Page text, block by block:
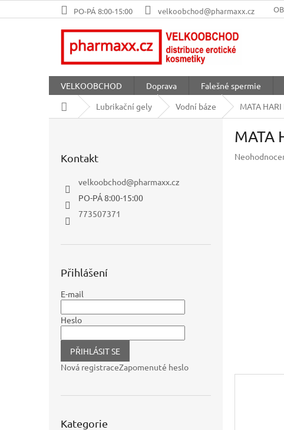
na
PO-PÁ 8:00-15:00 velkoobchod@pharmaxx.cz
VELKOOBCHOD Doprava Falešné spermie
Domů
Lubrikační gely Vodní báze MATA
Kontakt
velkoobchod@pharmaxx.cz
PO-PÁ 8:00-15:00
773507371
Přihlášení
E-mail
Heslo
PŘIHLÁSIT SE
Nová registraceZapomenuté heslo
kategorie
Kategorie
MATA
Průměrné